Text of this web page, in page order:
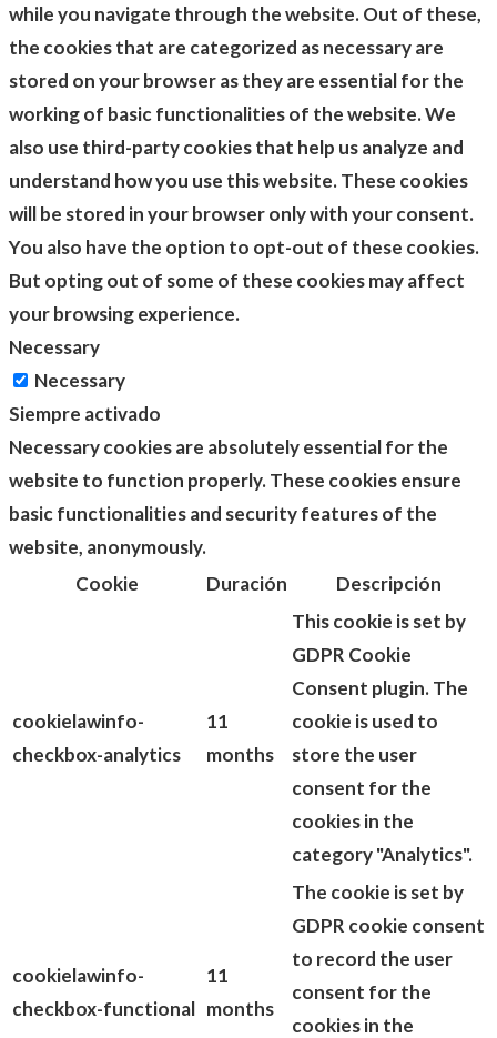
while you navigate through the website. Out of these,
the cookies that are categorized as necessary are
stored on your browser as they are essential for the
working of basic functionalities of the website. We
also use third-party cookies that help us analyze and
understand how you use this website. These cookies
will be stored in your browser only with your consent.
You also have the option to opt-out of these cookies.
But opting out of some of these cookies may affect
your browsing experience.
Necessary
Necessary
Siempre activado
Necessary cookies are absolutely essential for the
website to function properly. These cookies ensure
basic functionalities and security features of the
website, anonymously.
Cookie
Duración Descripción
cookielawinfo-
checkbox-analytics
11
months
This cookie is set by
GDPR Cookie
Consent plugin. The
cookie is used to
store the user
consent for the
cookies in the
category "Analytics".
cookielawinfo-
checkbox-functional
11
months
The cookie is set by
GDPR cookie consent
to record the user
consent for the
cookies in the